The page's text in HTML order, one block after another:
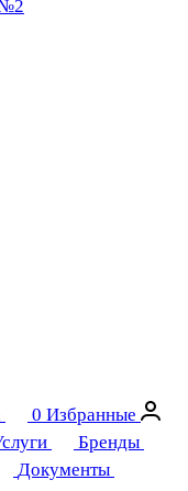
0 Избранные
Бренды
Документы